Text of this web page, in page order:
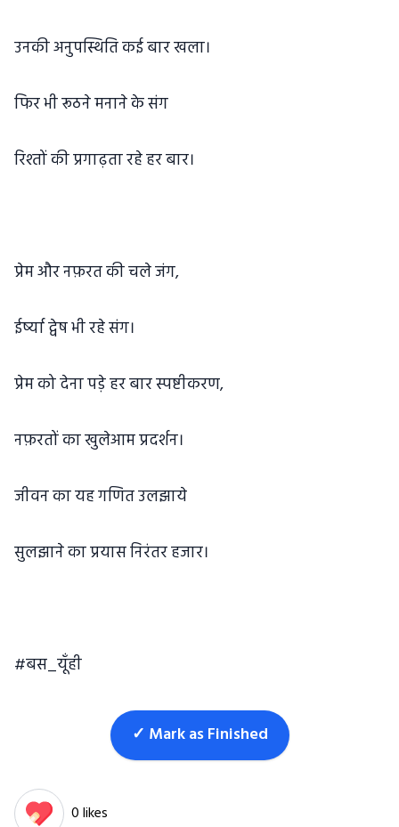
उनकी अनुपस्थिति कई बार खला।
फिर भी रूठने मनाने के संग
रिश्तों की प्रगाढ़ता रहे हर बार।
प्रेम और नफ़रत की चले जंग,
ईर्ष्या द्वेष भी रहे संग।
प्रेम को देना पड़े हर बार स्पष्टीकरण,
नफ़रतों का खुलेआम प्रदर्शन।
जीवन का यह गणित उलझाये
सुलझाने का प्रयास निरंतर हजार।
#बस_यूँही
✓ Mark as Finished
0 likes